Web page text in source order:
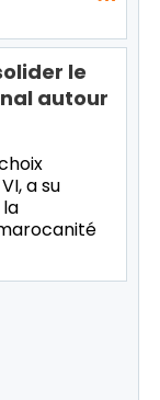
le
autour
a su